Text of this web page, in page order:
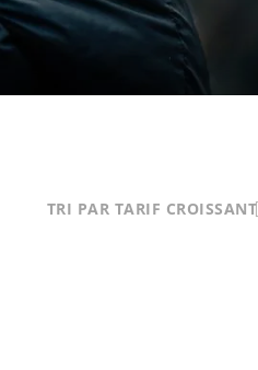
TRI PAR TARIF CROISSANT